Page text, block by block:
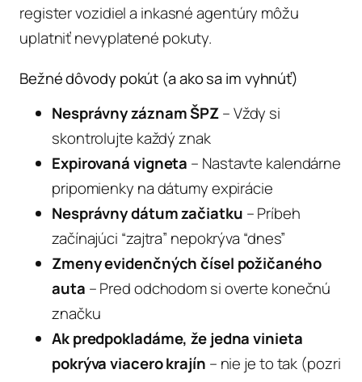
register vozidiel a inkasné agentúry môžu
uplatniť nevyplatené pokuty.
Bežné dôvody pokút (a ako sa im vyhnúť)
Nesprávny záznam ŠPZ– Vždy si
skontrolujte každý znak
Expirovaná vigneta – Nastavte kalendárne
pripomienky na dátumy expirácie
Nesprávny dátum začiatku – Príbeh
začínajúci “zajtra” nepokrýva “dnes”
Zmeny evidenčných čísel požičaného
auta – Pred odchodom si overte konečnú
značku
Ak predpokladáme, že jedna vinieta
pokrýva viacero krajín – nie je to tak (pozri